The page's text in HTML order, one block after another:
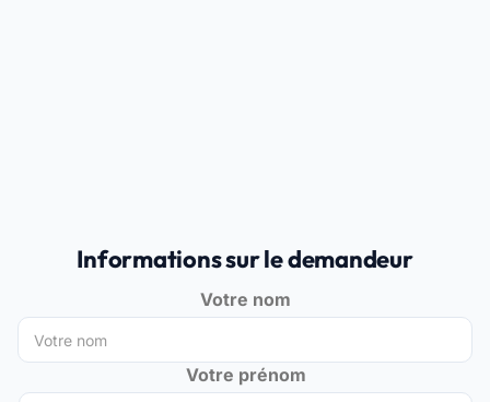
Informations sur le demandeur
Votre nom
Votre prénom